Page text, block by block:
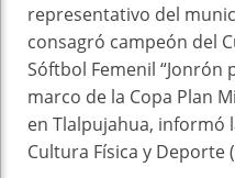
representativo del
consagró campeón del
Sóftbol Femenil “Jonrón
marco de la Copa Plan
en Tlalpujahua, informó
Cultura Física y Deporte